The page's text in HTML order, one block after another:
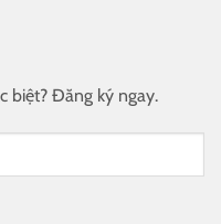
biệt? Đăng ký ngay.